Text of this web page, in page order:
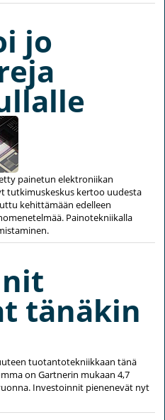
jo
painetun elektroniikan
tutkimuskeskus kertoo uudesta
kehittämään edelleen
Painotekniikalla
tänäkin
tuotantotekniikkaan tänä
on Gartnerin mukaan 4,7
Investoinnit pienenevät nyt